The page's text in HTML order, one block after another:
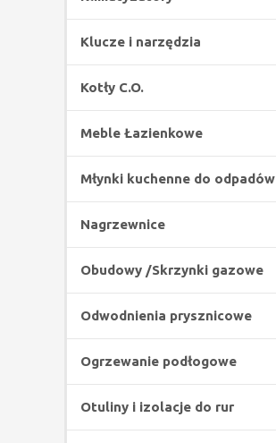
Klucze i narzędzia
Kotły C.O.
Meble Łazienkowe
Młynki kuchenne do odpadów
Nagrzewnice
Obudowy /Skrzynki gazowe
Odwodnienia prysznicowe
Ogrzewanie podłogowe
Otuliny i izolacje do rur